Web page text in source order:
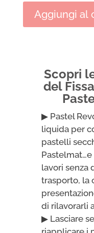
pastelli
Pastel
quantità
Aggiungi al
Scopri
del
▶ Pastel
liquida per
pastelli
lavori senza
trasporto, la
di rilavorarli
▶ Lasciare